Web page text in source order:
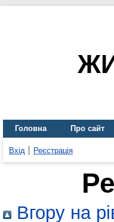
Головна Про сайт
Вхід Реєстрація
Вгору на